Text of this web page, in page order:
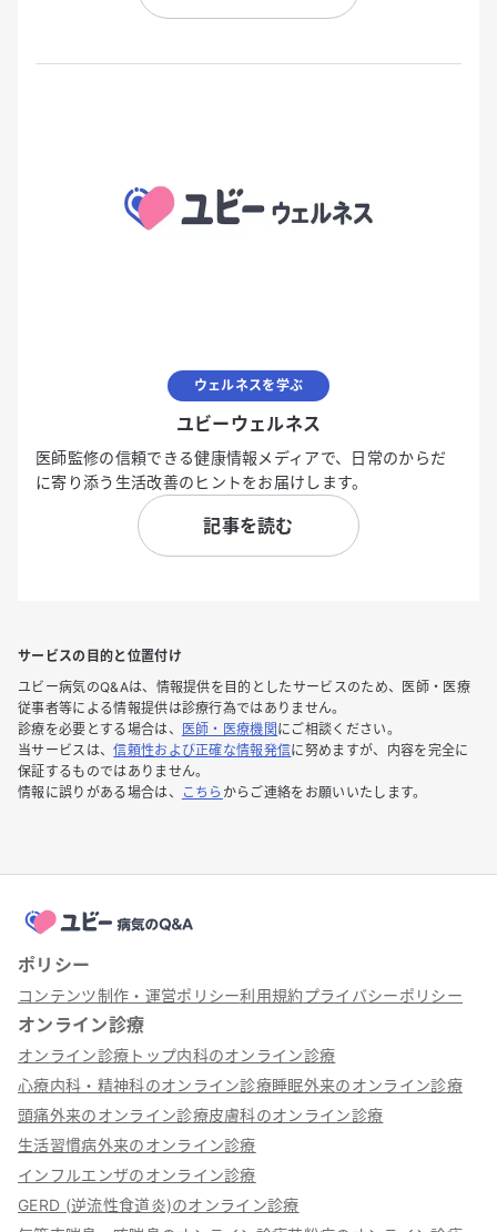
ウェルネスを学ぶ
ユビーウェルネス
医師監修の信頼できる健康情報メディアで、日常のからだ
に寄り添う生活改善のヒントをお届けします。
記事を読む
サービスの目的と位置付け
ユビー病気のQ&Aは、情報提供を目的としたサービスのため、医師・医療
従事者等による情報提供は診療行為ではありません。
診療を必要とする場合は、
医師・医療機関 にご相談ください。
当サービスは、信頼性および正確な情報発信に努めますが、内容を完全に
保証するものではありません。
情報に誤りがある場合は、
こちら からご連絡をお願いいたします。
ポリシー
コンテンツ制作・運営ポリシー利用規約プライバシーポリシー
オンライン診療
オンライン診療トップ内科のオンライン診療
心療内科・精神科のオンライン診療睡眠外来のオンライン診療
頭痛外来のオンライン診療皮膚科のオンライン診療
生活習慣病外来のオンライン診療
インフルエンザのオンライン診療
GERD (逆流性食道炎)のオンライン診療